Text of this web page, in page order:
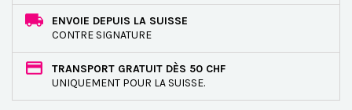
ENVOIE DEPUIS LA SUISSE
CONTRE SIGNATURE
TRANSPORT GRATUIT DÈS 50 CHF
UNIQUEMENT POUR LA SUISSE.